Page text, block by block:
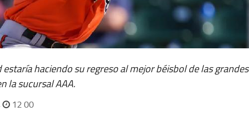
haciendo su regreso al mejor béisbol de las grandes
la sucursal AAA.
12 00